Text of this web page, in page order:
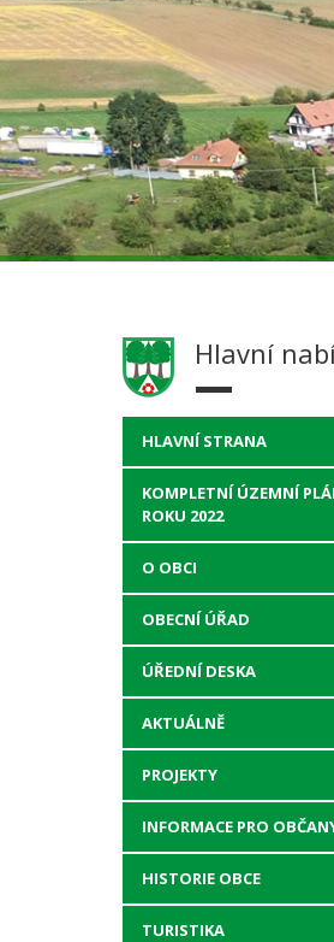
Hlavní
HLAVNÍ STRANA
KOMPLETNÍ ÚZEMNÍ
ROKU 2022
O OBCI
OBECNÍ ÚŘAD
ÚŘEDNÍ DESKA
AKTUÁLNĚ
PROJEKTY
INFORMACE PRO
HISTORIE OBCE
TURISTIKA